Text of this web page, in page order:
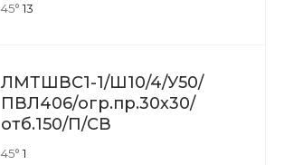
45° 13
ЛМТШВС1-1/Ш10/4/У50/
ПВЛ406/огр.пр.30х30/
отб.150/П/СВ
45° 1